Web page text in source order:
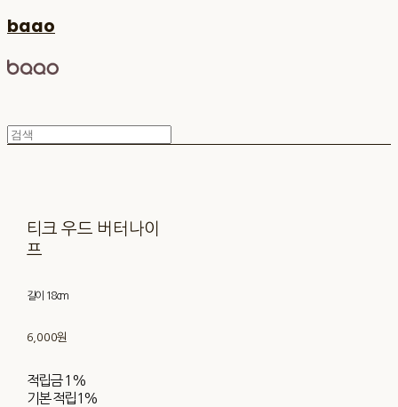
baao
티크 우드 버터나이
프
길이 18cm
6,000원
적립금 1%
기본 적립1%